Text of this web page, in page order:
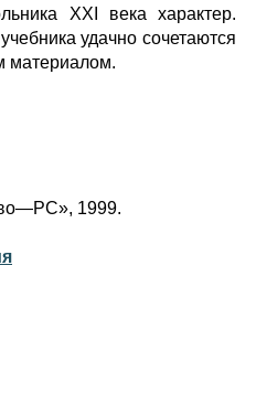
XXI века характер.
удачно сочетаются
материалом.
1999.